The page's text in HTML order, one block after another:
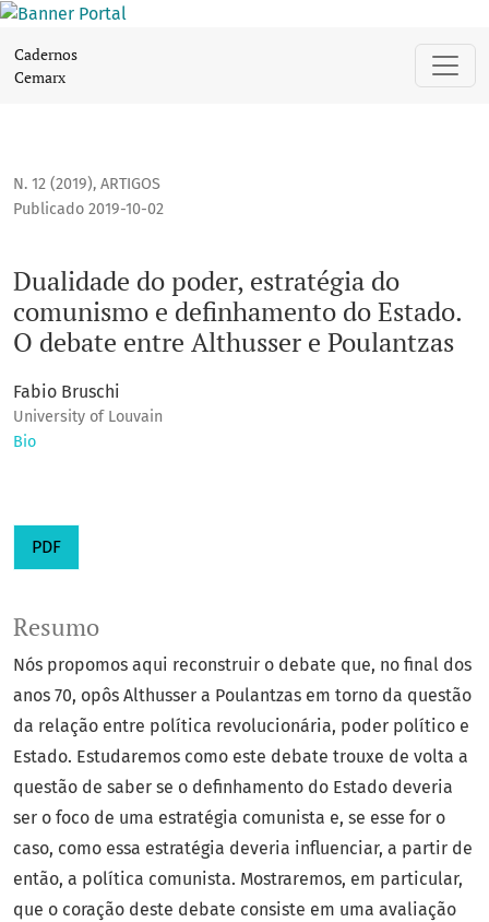
Cadernos
Cemarx
N. 12 (2019), ARTIGOS
Dualidade do poder, estratégia do
comunismo e definhamento do Estado.
O debate entre Althusser e Poulantzas
Publicado 2019-10-02
Fabio Bruschi
University of Louvain
Bio
PDF
Resumo
Nós propomos aqui reconstruir o debate que, no final dos
anos 70, opôs Althusser a Poulantzas em torno da questão
da relação entre política revolucionária, poder político e
Estado. Estudaremos como este debate trouxe de volta a
questão de saber se o definhamento do Estado deveria
ser o foco de uma estratégia comunista e, se esse for o
caso, como essa estratégia deveria influenciar, a partir de
então, a política comunista. Mostraremos, em particular,
que o coração deste debate consiste em uma avaliação